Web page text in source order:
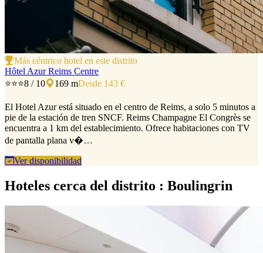
Más céntrico hotel en este distrito
Hôtel Azur Reims Centre
⭐⭐⭐8 / 10 169 mDesde 143 €
El Hotel Azur está situado en el centro de Reims, a solo 5 minutos a
pie de la estación de tren SNCF. Reims Champagne El Congrès se
encuentra a 1 km del establecimiento. Ofrece habitaciones con TV
de pantalla plana v�…
Ver disponibilidad
Hoteles cerca del distrito : Boulingrin